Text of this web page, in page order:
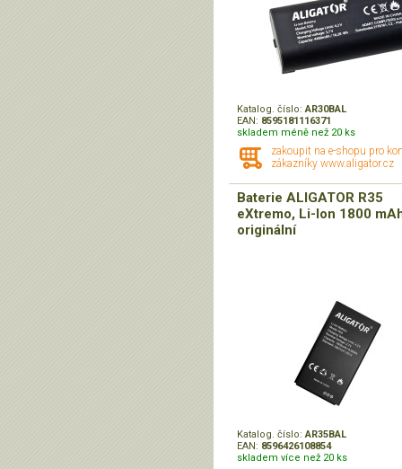
Katalog. číslo:AR30BAL
EAN: 8595181116371
skladem méně než 20 ks
zakoupit na e-shopu pro
zákazníky www.aligator.cz
Baterie ALIGATOR R35
eXtremo, Li-Ion 1800
originální
Katalog. číslo:AR35BAL
EAN: 8596426108854
skladem více než 20 ks